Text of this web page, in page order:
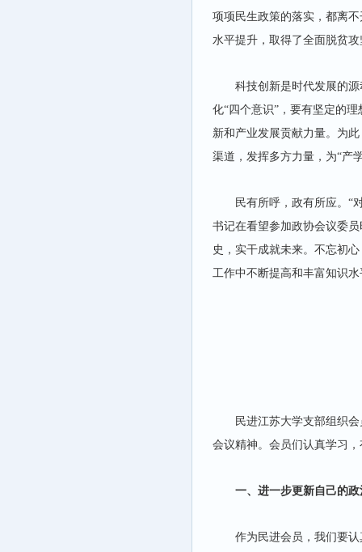
项项民生政策的落实，都离
水平提升，取得了全面脱贫
科技创新是时代发展的
化“四个意识”，要有坚定的
新和产业发展贡献力量。为
渠道，发挥多方力量，为“产
民有所呼，政有所应。“
书记在看望参加政协会议委
史，实干成就未来。不忘初
工作中不断提高和丰富知识
民进江苏大学支部组织
会议精神。会员们认真学习
一、进一步更新自己的
作为民进会员，我们要